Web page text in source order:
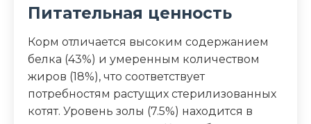
Питательная ценность
Корм отличается высоким содержанием
белка (43%) и умеренным количеством
жиров (18%), что соответствует
потребностям растущих стерилизованных
котят. Уровень золы (7.5%) находится в